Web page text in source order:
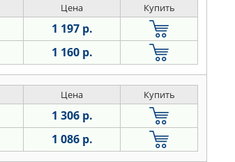
Цена Купить
1 197 р.
1 160 р.
Цена Купить
1 306 р.
1 086 р.